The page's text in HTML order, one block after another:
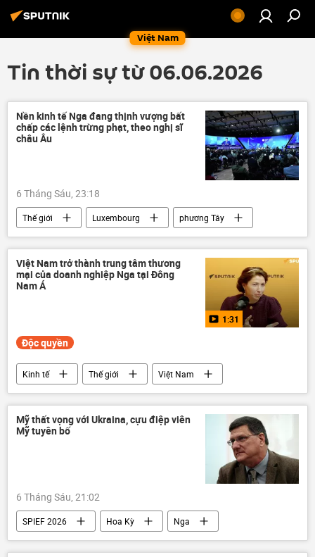
Việt Nam
Tin thời sự từ 06.06.2026
Nền kinh tế Nga đang thịnh vượng bất
chấp các lệnh trừng phạt, theo nghị sĩ
châu Âu
6 Tháng Sáu, 23:18
Thế giới Luxembourg
phương Tây
Nga
Kinh tế tăng trưởng kinh tế
Việt Nam trở thành trung tâm thương
mại của doanh nghiệp Nga tại Đông
Nam Á
1:31
Độc quyền
Kinh tế Thế giới
Việt Nam
Nga
Hợp tác Nga-Việt
quan hệ song phương
Multimedia
SPIEF 2026
Mỹ thất vọng với Ukraina, cựu điệp viên
Mỹ tuyên bố
6 Tháng Sáu, 21:02
SPIEF 2026 Hoa Kỳ
Nga
Ukraina
xung đột
NATO